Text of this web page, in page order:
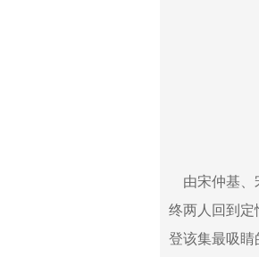
由宋仲基
终两人回到
登该集最吸睛